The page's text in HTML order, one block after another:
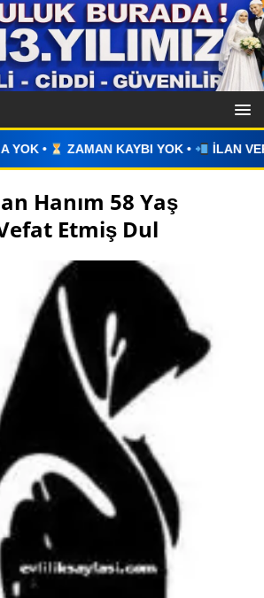
YOK • İLAN VERİN • WHATSAPP
Hanım 58 Yaş
Etmiş Dul